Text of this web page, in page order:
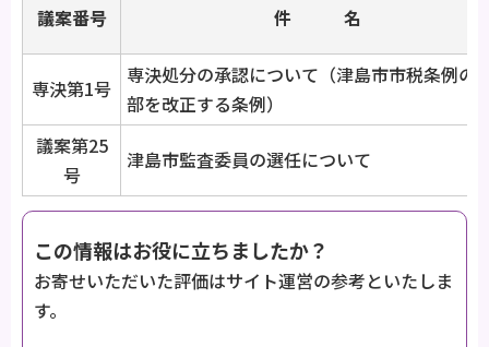
議案番号
件 名
専決第1号
専決処分の承認について（津島市市税条例の
部を改正する条例）
議案第25
号
津島市監査委員の選任について
この情報はお役に立ちましたか？
お寄せいただいた評価はサイト運営の参考といたしま
す。